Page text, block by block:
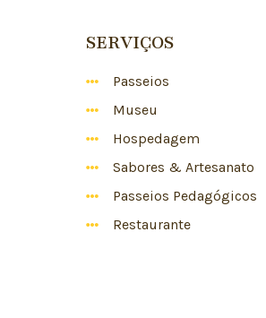
SERVIÇOS
Passeios
Museu
Hospedagem
Sabores & Artesanato
Passeios Pedagógicos
Restaurante